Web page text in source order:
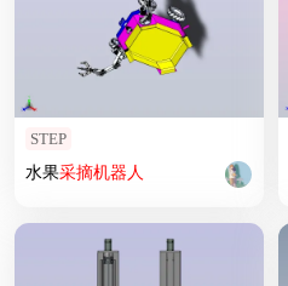
STEP
水果采摘机器人